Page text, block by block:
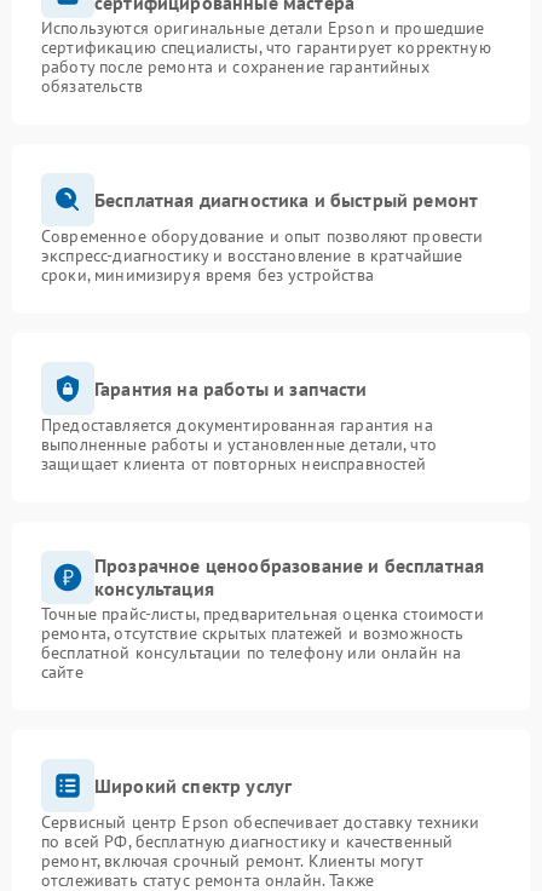
Используются оригинальные детали Epson и прошедшие
сертификацию специалисты, что гарантирует корректную
работу после ремонта и сохранение гарантийных
обязательств
Бесплатная диагностика и быстрый ремонт
Современное оборудование и опыт позволяют провести
экспресс-диагностику и восстановление в кратчайшие
сроки, минимизируя время без устройства
Гарантия на работы и запчасти
Предоставляется документированная гарантия на
выполненные работы и установленные детали, что
защищает клиента от повторных неисправностей
Прозрачное ценообразование и бесплатная
консультация
Точные прайс-листы, предварительная оценка стоимости
ремонта, отсутствие скрытых платежей и возможность
бесплатной консультации по телефону или онлайн на
сайте
Широкий спектр услуг
Сервисный центр Epson обеспечивает доставку техники
по всей РФ, бесплатную диагностику и качественный
ремонт, включая срочный ремонт. Клиенты могут
отслеживать статус ремонта онлайн. Также